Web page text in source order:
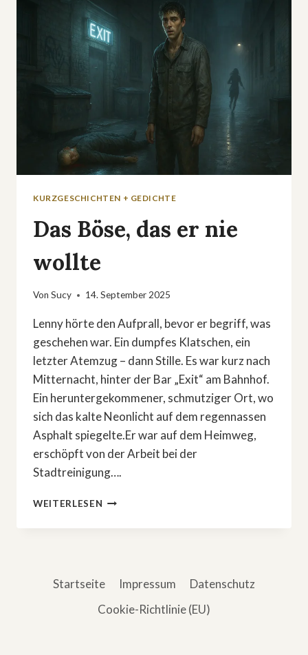
KURZGESCHICHTEN + GEDICHTE
Das Böse, das er nie
wollte
Von Sucy 14. September 2025
Lenny hörte den Aufprall, bevor er begriff, was
geschehen war. Ein dumpfes Klatschen, ein
letzter Atemzug – dann Stille. Es war kurz nach
Mitternacht, hinter der Bar „Exit“ am Bahnhof.
Ein heruntergekommener, schmutziger Ort, wo
sich das kalte Neonlicht auf dem regennassen
Asphalt spiegelte.Er war auf dem Heimweg,
erschöpft von der Arbeit bei der
Stadtreinigung….
WEITERLESEN DAS
DAS
Startseite Impressum
Datenschutz
Cookie-Richtlinie (EU)